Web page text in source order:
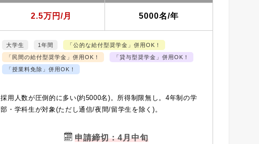
2.5万円/月 5000名/年
大学生 1年間
「公的な給付型奨学金」併用OK！
「民間の給付型奨学金」併用OK！
「貸与型奨学金」併用OK！
「授業料免除」併用OK！
採用人数が圧倒的に多い(約5000名)。所得制限無し。4年制の学
部・学科生が対象(ただし通信/夜間/留学生を除く)。
申請締切：4月中旬